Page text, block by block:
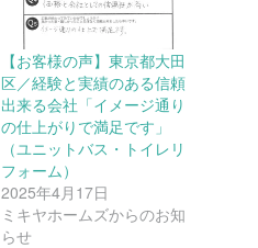
【お客様の声】東京都大田
区／経験と実績のある信頼
出来る会社「イメージ通り
の仕上がりで満足です」
（ユニットバス・トイレリ
フォーム）
2025年4月17日
ミキヤホームズからのお知
らせ